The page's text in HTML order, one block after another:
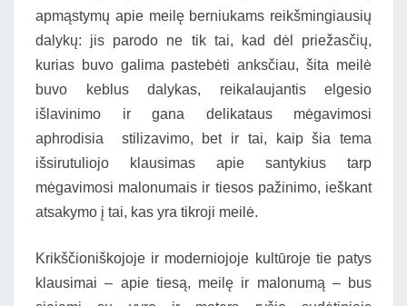
apmąstymų apie meilę berniukams reikšmingiausių
dalykų: jis parodo ne tik tai, kad dėl priežasčių,
kurias buvo galima pastebėti anksčiau, šita meilė
buvo keblus dalykas, reikalaujantis elgesio
išlavinimo ir gana delikataus mėgavimosi
aphrodisia stilizavimo, bet ir tai, kaip šia tema
išsirutuliojo klausimas apie santykius tarp
mėgavimosi malonumais ir tiesos pažinimo, ieškant
atsakymo į tai, kas yra tikroji meilė.
Krikščioniškojoje ir moderniojoje kultūroje tie patys
klausimai – apie tiesą, meilę ir malonumą – bus